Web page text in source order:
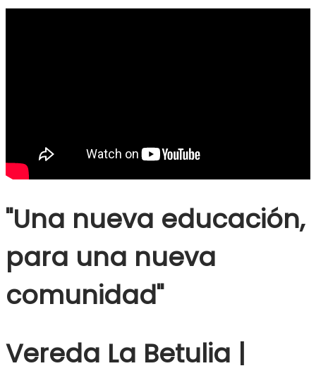
"Una nueva educación,
para una nueva
comunidad"
Vereda La Betulia |